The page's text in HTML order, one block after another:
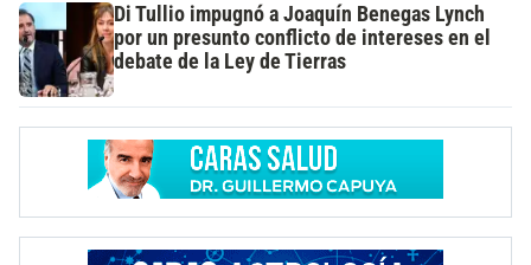
Di Tullio impugnó a Joaquín Benegas Lynch
por un presunto conflicto de intereses en el
debate de la Ley de Tierras